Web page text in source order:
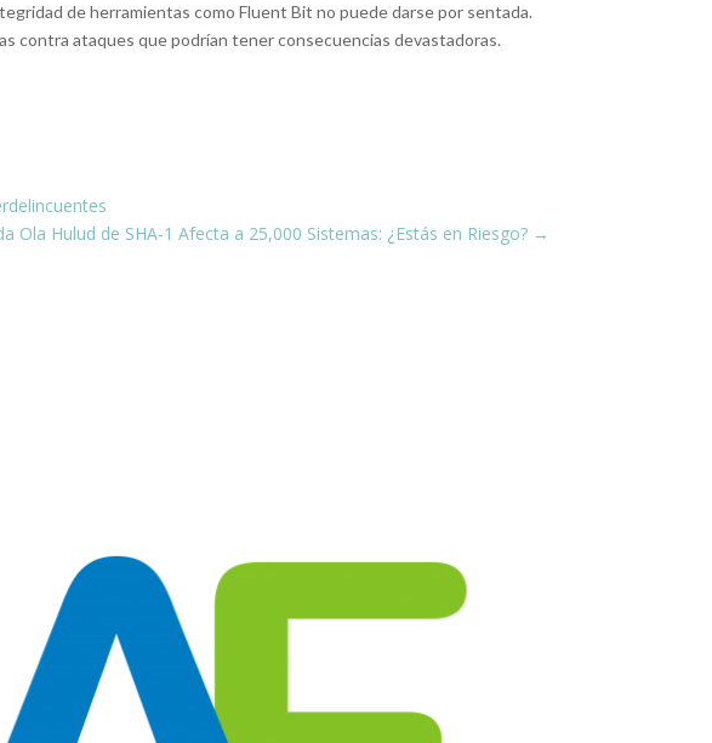
de herramientas como Fluent Bit no puede darse por sentada.
contra ataques que podrían tener consecuencias devastadoras.
Ola Hulud de SHA-1 Afecta a 25,000 Sistemas: ¿Estás en Riesgo?→